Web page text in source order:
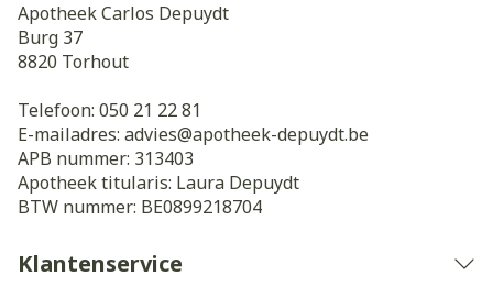
Apotheek Carlos Depuydt
Burg 37
8820 Torhout
Telefoon: 050 21 22 81
E-mailadres: advies@apotheek-depuydt.be
APB nummer: 313403
Apotheek titularis: Laura Depuydt
BTW nummer: BE0899218704
Klantenservice